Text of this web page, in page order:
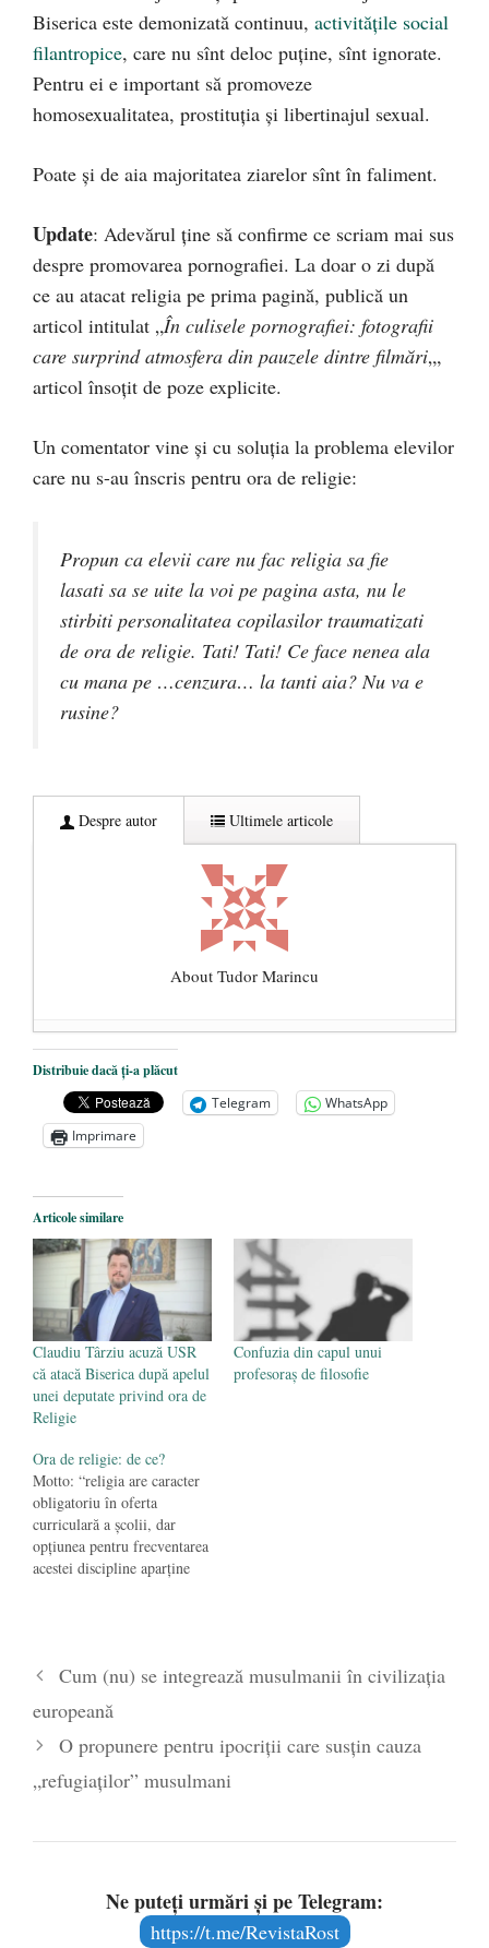
Biserica este demonizată continuu, activitățile social
filantropice, care nu sînt deloc puține, sînt ignorate.
Pentru ei e important să promoveze
homosexualitatea, prostituția și libertinajul sexual.
Poate și de aia majoritatea ziarelor sînt în faliment.
Update: Adevărul ține să confirme ce scriam mai sus
despre promovarea pornografiei. La doar o zi după
ce au atacat religia pe prima pagină, publică un
articol intitulat „În culisele pornografiei: fotografii
care surprind atmosfera din pauzele dintre filmări„,
articol însoțit de poze explicite.
Un comentator vine și cu soluția la problema elevilor
care nu s-au înscris pentru ora de religie:
Propun ca elevii care nu fac religia sa fie
lasati sa se uite la voi pe pagina asta, nu le
stirbiti personalitatea copilasilor traumatizati
de ora de religie. Tati! Tati! Ce face nenea ala
cu mana pe …cenzura… la tanti aia? Nu va e
rusine?
Despre autor Ultimele articole
About Tudor Marincu
De ce propaganda LGBT nu-și are locul în
unitățile de învățământ
- 17 iunie 2020
Anarhia din SUA e opera stângii radicale
2 iunie 2020
are prea puțin a face cu informarea
mai 2020
Distribuie dacă ți-a plăcut
Telegram
WhatsApp
Imprimare
Articole similare
Claudiu Târziu acuză USR
că atacă Biserica după apelul
unei deputate privind ora de
Religie
Confuzia din capul unui
profesoraș de filosofie
Ora de religie: de ce?
Motto: “religia are caracter
obligatoriu în oferta
curriculară a școlii, dar
opțiunea pentru frecventarea
acestei discipline aparține
început de an şcolar, care nu
sărbătoarea Sf. Cruci,
Asociaţia Secular-Umanistă
din România începe
campania…
Cum (nu) se integrează musulmanii în civilizația
europeană
O propunere pentru ipocriţii care susţin cauza
„refugiaţilor” musulmani
Ne puteți urmări și pe Telegram:
https://t.me/RevistaRost